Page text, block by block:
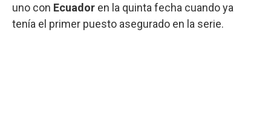
uno con Ecuador en la quinta fecha cuando ya
tenía el primer puesto asegurado en la serie.